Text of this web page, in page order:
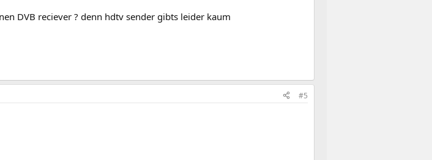
DVB reciever ? denn hdtv sender gibts leider kaum
#5